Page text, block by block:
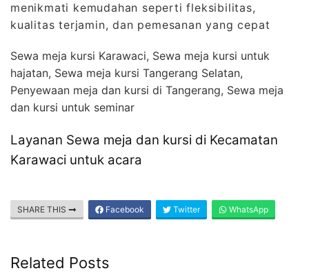
menikmati kemudahan seperti fleksibilitas,
kualitas terjamin, dan pemesanan yang cepat
Sewa meja kursi Karawaci, Sewa meja kursi untuk
hajatan, Sewa meja kursi Tangerang Selatan,
Penyewaan meja dan kursi di Tangerang, Sewa meja
dan kursi untuk seminar
Layanan Sewa meja dan kursi di Kecamatan
Karawaci untuk acara
SHARE THIS Facebook Twitter WhatsApp
Related Posts